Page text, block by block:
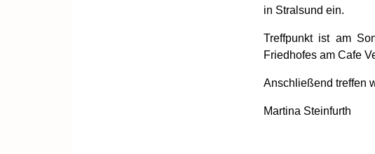
in Stralsund ein.
Treffpunkt ist am
Friedhofes am Cafe
Anschließend treffen
Martina Steinfurth